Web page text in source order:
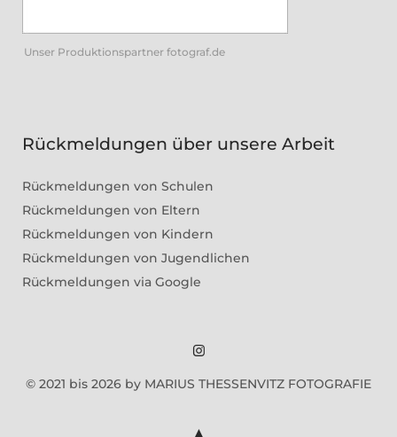
Unser Produktionspartner fotograf.de
Rückmeldungen über unsere Arbeit
Rückmeldungen von Schulen
Rückmeldungen von Eltern
Rückmeldungen von Kindern
Rückmeldungen von Jugendlichen
Rückmeldungen via Google
Marius
© 2021 bis 2026 by MARIUS THESSENVITZ FOTOGRAFIE